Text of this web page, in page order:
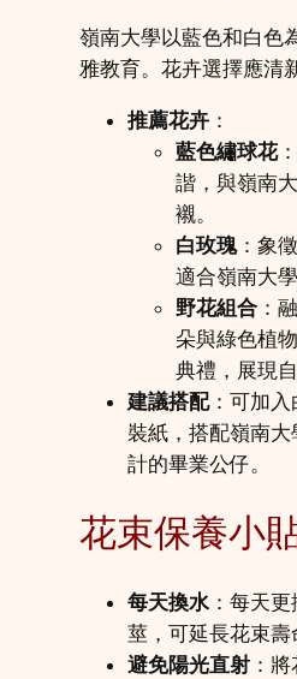
嶺南大學以藍色和白色
雅教育。花卉選擇應清
推薦花卉 ：
藍色繡球花
諧，與嶺南
襯。
白玫瑰：象
適合嶺南大
野花組合 ：
朵與綠色植
典禮，展現
建議搭配：可加
裝紙，搭配嶺南
計的畢業公仔。
花束保養小
每天換水：每天
莖，可延長花束壽
避免陽光直射 ：